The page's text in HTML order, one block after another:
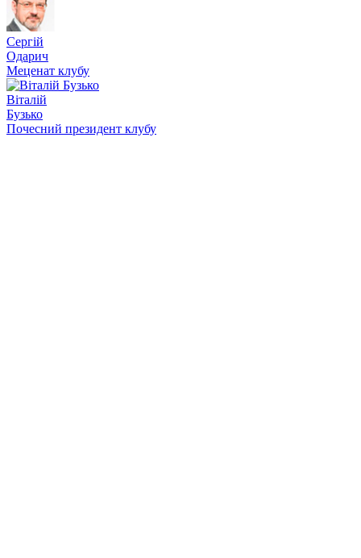
Сергій
Одарич
Меценат клубу
Віталій
Бузько
Почесний президент клубу